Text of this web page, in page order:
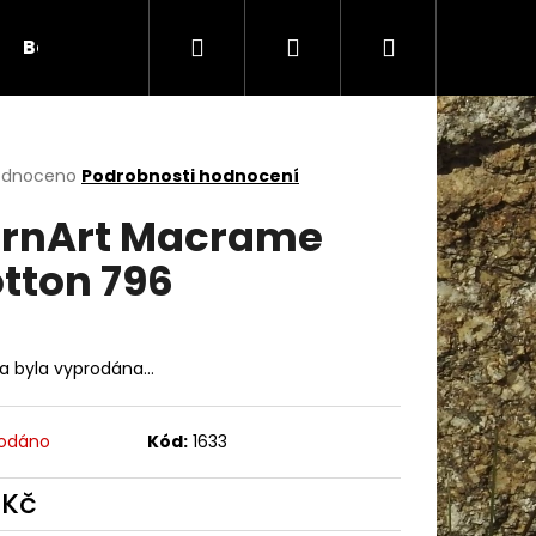
Bambule Háčky Duté vlákno
Hledat PřihlášeníNákupní
košík
Podrobnosti hodnocení
Macrame
796
byla vyprodána…
Kód: 1633